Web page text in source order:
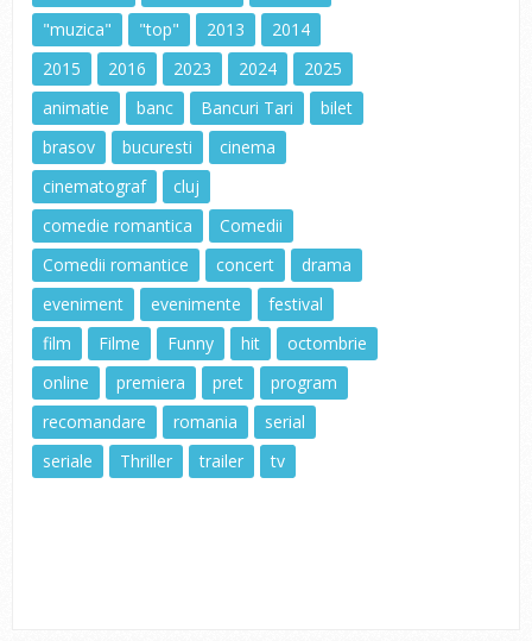
"muzica"
"top" 2013
2014
2015
2016 2023 2024
2025
animatie
banc Bancuri Tari
bilet
brasov
bucuresti
cinema
cinematograf
cluj
comedie romantica
Comedii
Comedii romantice
concert
drama
eveniment
evenimente
festival
film
Filme Funny hit
octombrie
online
premiera pret
program
recomandare
romania
serial
seriale
Thriller trailer tv